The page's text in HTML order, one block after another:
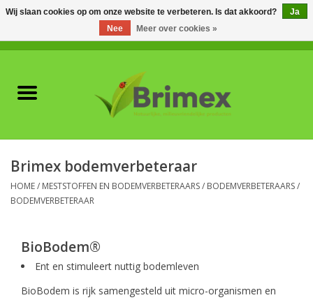
Plagen & Ziekten
Meststoffen en
Brimex bodemverbeteraar
HOME/ MESTSTOFFEN EN BODEMVERBETERAARS/ BODEMVERBETERAARS/
BODEMVERBETERAAR
BioBodem®
Ent en stimuleert nuttig bodemleven
BioBodem is rijk samengesteld uit micro-organismen en
Wij slaan cookies op om onze website te verbeteren. Is dat akkoord?
Ja
Nee
Meer over cookies »